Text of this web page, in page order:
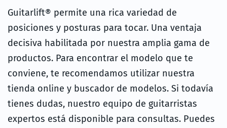
Guitarlift® permite una rica variedad de
posiciones y posturas para tocar. Una ventaja
decisiva habilitada por nuestra amplia gama de
productos. Para encontrar el modelo que te
conviene, te recomendamos utilizar nuestra
tienda online y buscador de modelos. Si todavía
tienes dudas, nuestro equipo de guitarristas
expertos está disponible para consultas. Puedes